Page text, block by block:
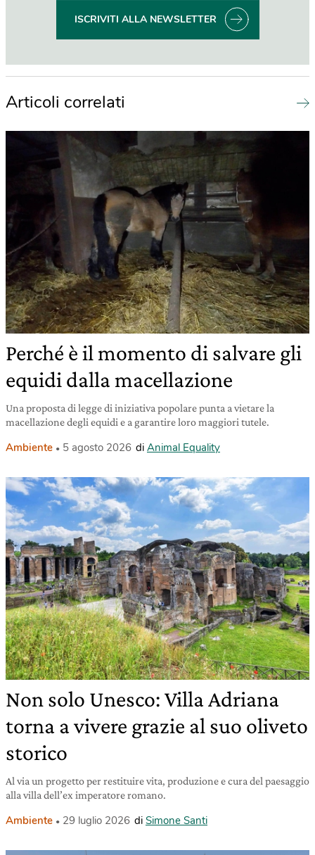
ISCRIVITI ALLA NEWSLETTER
Articoli correlati
Perché è il momento di salvare gli
equidi dalla macellazione
Una proposta di legge di iniziativa popolare punta a vietare la
macellazione degli equidi e a garantire loro maggiori tutele.
Ambiente 5 agosto 2026 di Animal Equality
Non solo Unesco: Villa Adriana
torna a vivere grazie al suo oliveto
storico
Al via un progetto per restituire vita, produzione e cura del paesaggio
alla villa dell’ex imperatore romano.
Ambiente 29 luglio 2026 di Simone Santi